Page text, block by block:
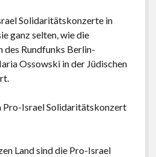
Solidaritätskonzerte in
ganz selten, wie die
Rundfunks Berlin-
Ossowski in der Jüdischen
Pro-Israel Solidaritätskonzert
Land sind die Pro-Israel